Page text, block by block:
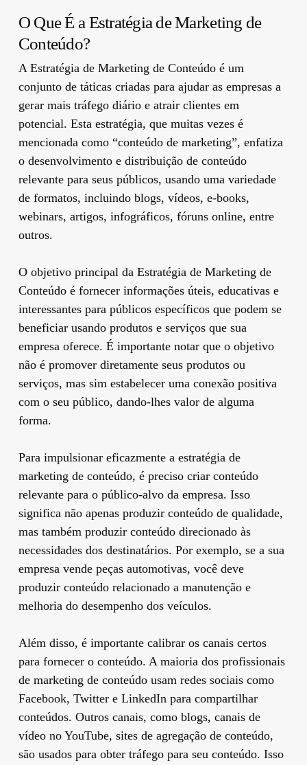
O Que É a Estratégia de Marketing de
Conteúdo?
A Estratégia de Marketing de Conteúdo é um
conjunto de táticas criadas para ajudar as empresas a
gerar mais tráfego diário e atrair clientes em
potencial. Esta estratégia, que muitas vezes é
mencionada como “conteúdo de marketing”, enfatiza
o desenvolvimento e distribuição de conteúdo
relevante para seus públicos, usando uma variedade
de formatos, incluindo blogs, vídeos, e-books,
webinars, artigos, infográficos, fóruns online, entre
outros.
O objetivo principal da Estratégia de Marketing de
Conteúdo é fornecer informações úteis, educativas e
interessantes para públicos específicos que podem se
beneficiar usando produtos e serviços que sua
empresa oferece. É importante notar que o objetivo
não é promover diretamente seus produtos ou
serviços, mas sim estabelecer uma conexão positiva
com o seu público, dando-lhes valor de alguma
forma.
Para impulsionar eficazmente a estratégia de
marketing de conteúdo, é preciso criar conteúdo
relevante para o público-alvo da empresa. Isso
significa não apenas produzir conteúdo de qualidade,
mas também produzir conteúdo direcionado às
necessidades dos destinatários. Por exemplo, se a sua
empresa vende peças automotivas, você deve
produzir conteúdo relacionado a manutenção e
melhoria do desempenho dos veículos.
Além disso, é importante calibrar os canais certos
para fornecer o conteúdo. A maioria dos profissionais
de marketing de conteúdo usam redes sociais como
Facebook, Twitter e LinkedIn para compartilhar
conteúdos. Outros canais, como blogs, canais de
vídeo no YouTube, sites de agregação de conteúdo,
são usados para obter tráfego para seu conteúdo. Isso